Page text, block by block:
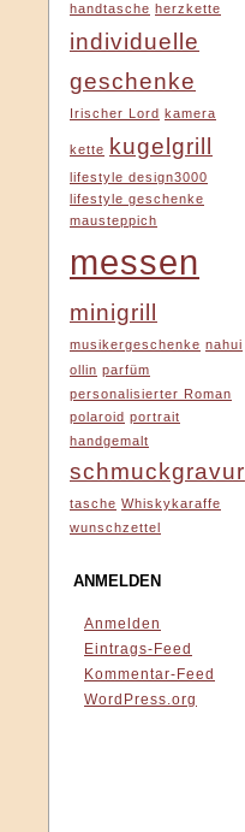
handtasche herzkette
individuelle
geschenke
Irischer Lord kamera
kette kugelgrill
lifestyle design3000
lifestyle geschenke
mausteppich
messen
minigrill
musikergeschenke nahui
ollin parfüm
personalisierter Roman
polaroid portrait
handgemalt
schmuckgravur
tasche Whiskykaraffe
wunschzettel
ANMELDEN
Anmelden
Eintrags-Feed
Kommentar-Feed
WordPress.org